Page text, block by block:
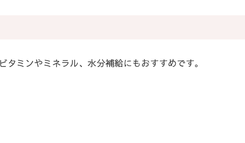
ミンやミネラル、水分補給にもおすすめです。